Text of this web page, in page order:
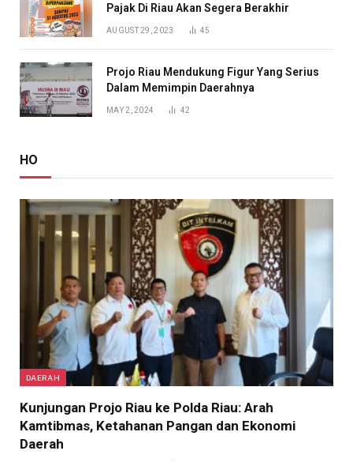
Pajak Di Riau Akan Segera Berakhir
AUGUST 29, 2023 45
Projo Riau Mendukung Figur Yang Serius
Dalam Memimpin Daerahnya
MAY 2, 2024 42
HO
DAERAH
Kunjungan Projo Riau ke Polda Riau: Arah
Kamtibmas, Ketahanan Pangan dan Ekonomi
Daerah